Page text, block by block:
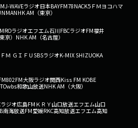
J-WAVEラジオ日本BAYFM78NACK5 ＦＭヨコハマ
NHK AM（東京）
MROラジオエフエム石川FBCラジオFM福井
京） NHK AM（名古屋）
ＦＭ ＧＩＦＵ SBSラジオK-MIX SHIZUOKA
FM大阪ラジオ関西Kiss FM KOBE
wbs和歌山放送NHK AM（大阪）
ラジオ広島FM ＫＲＹ山口放送エフエム山口
南海放送FM愛媛RKC高知放送エフエム高知